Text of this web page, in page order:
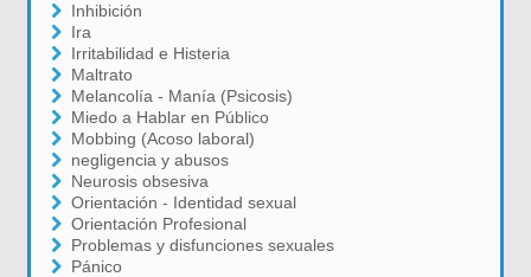
Inhibición
Ira
Irritabilidad e Histeria
Maltrato
Melancolía - Manía (Psicosis)
Miedo a Hablar en Público
Mobbing (Acoso laboral)
negligencia y abusos
Neurosis obsesiva
Orientación - Identidad sexual
Orientación Profesional
Problemas y disfunciones sexuales
Pánico